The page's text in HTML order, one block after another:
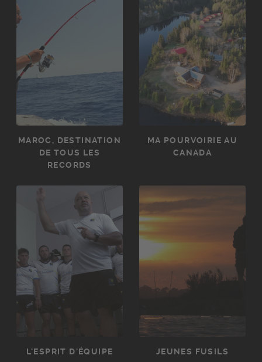
MAROC, DESTINATION
DE TOUS LES
RECORDS
MA POURVOIRIE AU
CANADA
L'ESPRIT D'ÉQUIPE JEUNES FUSILS